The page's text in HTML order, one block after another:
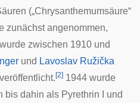
(„Chrysanthemumsäure“
zunächst angenommen,
zwischen 1910 und
und Lavoslav Ružička
[2] 1944 wurde
bis dahin als Pyrethrin I und